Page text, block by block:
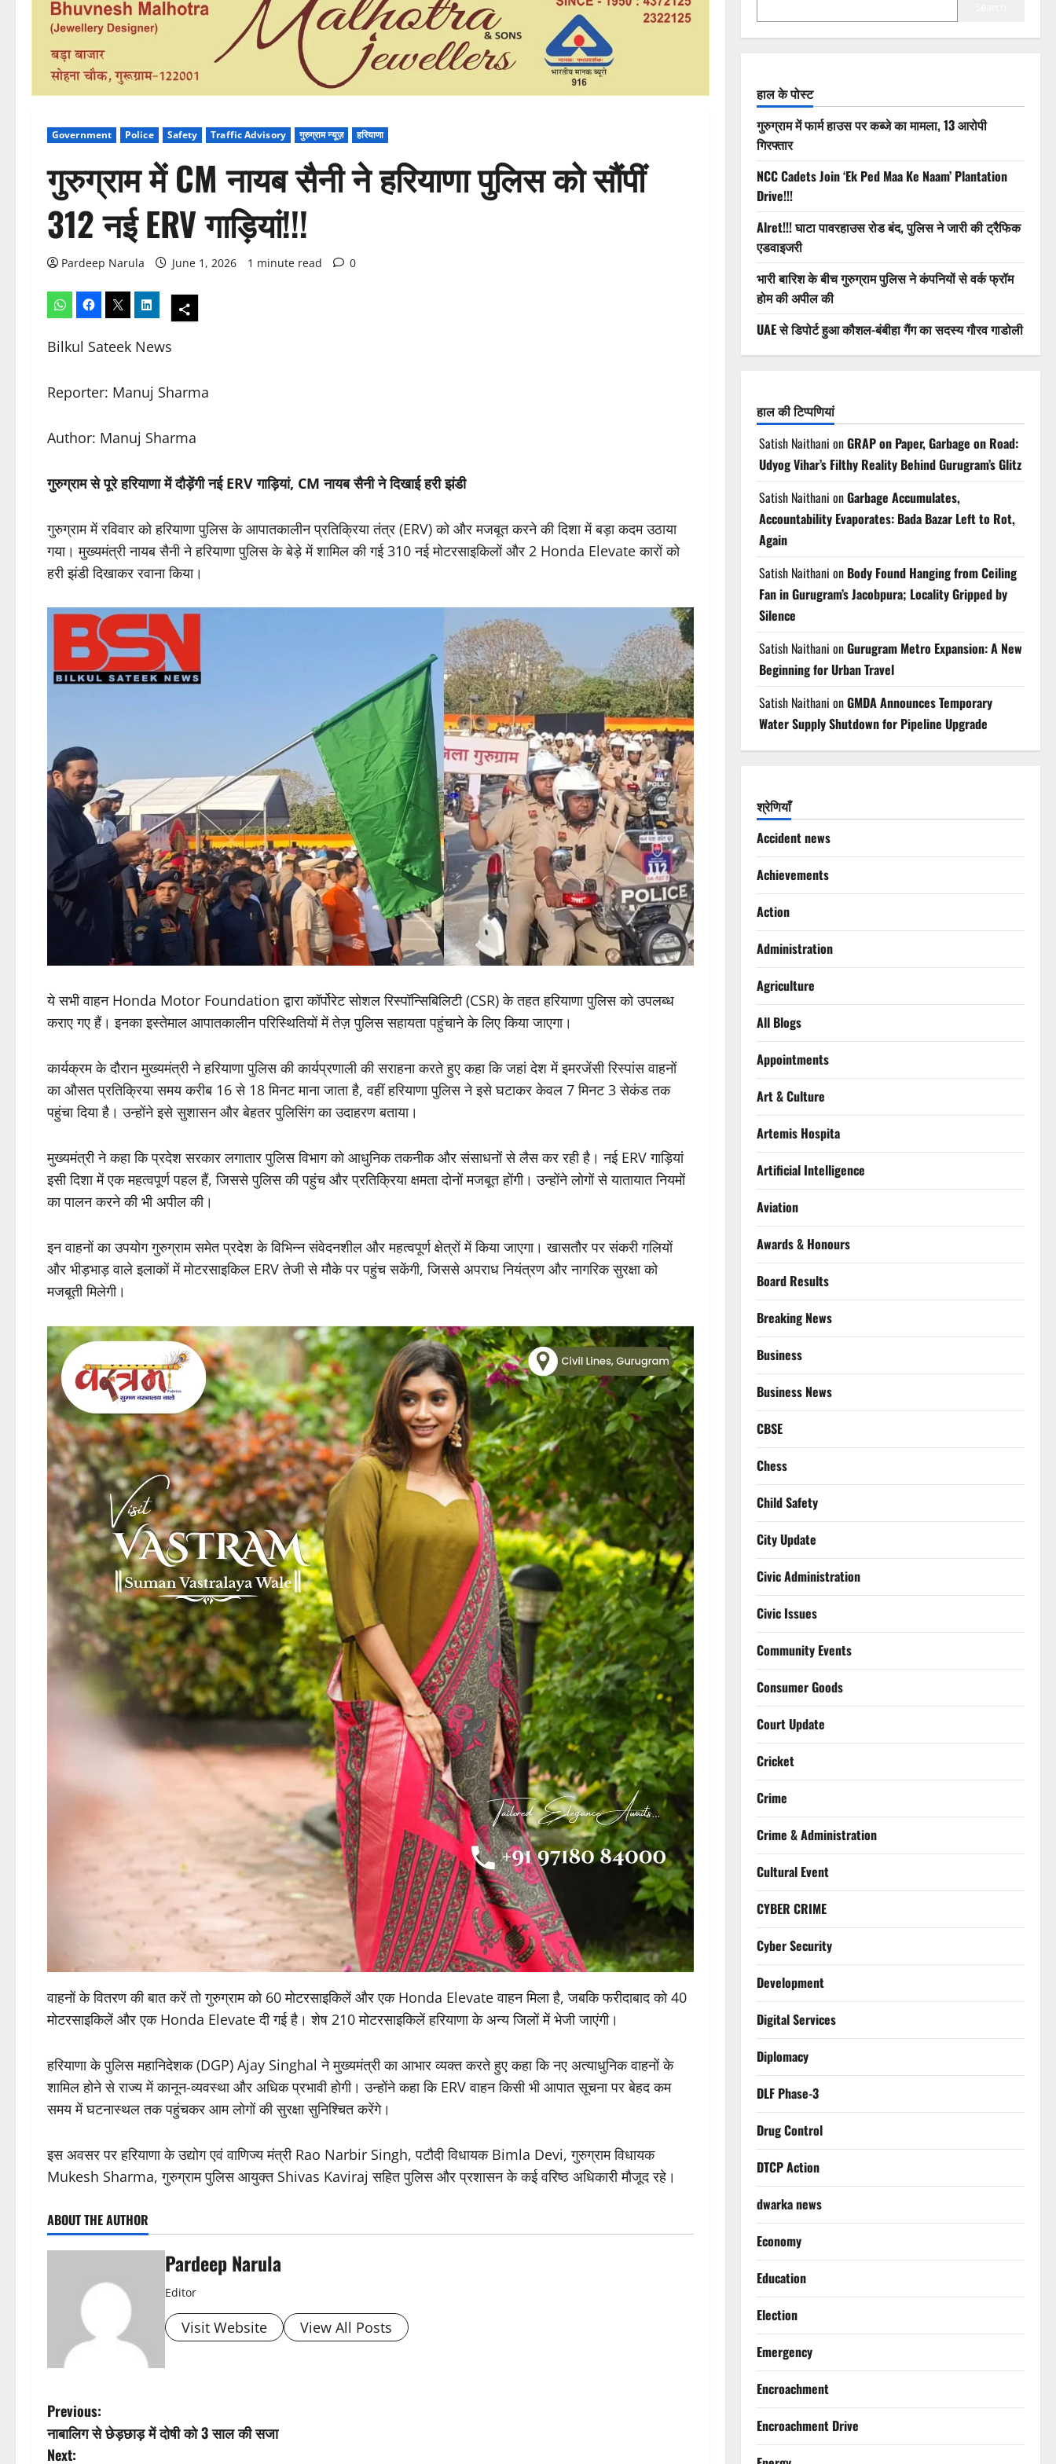
Government Police Safety Traffic Advisory गुरुग्राम न्यूज़ हरियाणा
गुरुग्राम में CM नायब सैनी ने हरियाणा पुलिस को सौंपीं
312 नई ERV गाड़ियां!!!
Pardeep Narula June 1, 2026 1 minute read 0
Bilkul Sateek News
Reporter: Manuj Sharma
Author: Manuj Sharma
गुरुग्राम से पूरे हरियाणा में दौड़ेंगी नई ERV गाड़ियां, CM नायब सैनी ने दिखाई हरी झंडी
गुरुग्राम में रविवार को हरियाणा पुलिस के आपातकालीन प्रतिक्रिया तंत्र (ERV) को और मजबूत करने की दिशा में बड़ा कदम उठाया
गया। मुख्यमंत्री नायब सैनी ने हरियाणा पुलिस के बेड़े में शामिल की गई 310 नई मोटरसाइकिलों और 2 Honda Elevate कारों को
हरी झंडी दिखाकर रवाना किया।
ये सभी वाहन Honda Motor Foundation द्वारा कॉर्पोरेट सोशल रिस्पॉन्सिबिलिटी (CSR) के तहत हरियाणा पुलिस को उपलब्ध
कराए गए हैं। इनका इस्तेमाल आपातकालीन परिस्थितियों में तेज़ पुलिस सहायता पहुंचाने के लिए किया जाएगा।
कार्यक्रम के दौरान मुख्यमंत्री ने हरियाणा पुलिस की कार्यप्रणाली की सराहना करते हुए कहा कि जहां देश में इमरजेंसी रिस्पांस वाहनों
का औसत प्रतिक्रिया समय करीब 16 से 18 मिनट माना जाता है, वहीं हरियाणा पुलिस ने इसे घटाकर केवल 7 मिनट 3 सेकंड तक
पहुंचा दिया है। उन्होंने इसे सुशासन और बेहतर पुलिसिंग का उदाहरण बताया।
मुख्यमंत्री ने कहा कि प्रदेश सरकार लगातार पुलिस विभाग को आधुनिक तकनीक और संसाधनों से लैस कर रही है। नई ERV गाड़ियां
इसी दिशा में एक महत्वपूर्ण पहल हैं, जिससे पुलिस की पहुंच और प्रतिक्रिया क्षमता दोनों मजबूत होंगी। उन्होंने लोगों से यातायात नियमों
का पालन करने की भी अपील की।
इन वाहनों का उपयोग गुरुग्राम समेत प्रदेश के विभिन्न संवेदनशील और महत्वपूर्ण क्षेत्रों में किया जाएगा। खासतौर पर संकरी गलियों
और भीड़भाड़ वाले इलाकों में मोटरसाइकिल ERV तेजी से मौके पर पहुंच सकेंगी, जिससे अपराध नियंत्रण और नागरिक सुरक्षा को
मजबूती मिलेगी।
वाहनों के वितरण की बात करें तो गुरुग्राम को 60 मोटरसाइकिलें और एक Honda Elevate वाहन मिला है, जबकि फरीदाबाद को 40
मोटरसाइकिलें और एक Honda Elevate दी गई है। शेष 210 मोटरसाइकिलें हरियाणा के अन्य जिलों में भेजी जाएंगी।
हरियाणा के पुलिस महानिदेशक (DGP) Ajay Singhal ने मुख्यमंत्री का आभार व्यक्त करते हुए कहा कि नए अत्याधुनिक वाहनों के
शामिल होने से राज्य में कानून-व्यवस्था और अधिक प्रभावी होगी। उन्होंने कहा कि ERV वाहन किसी भी आपात सूचना पर बेहद कम
समय में घटनास्थल तक पहुंचकर आम लोगों की सुरक्षा सुनिश्चित करेंगे।
इस अवसर पर हरियाणा के उद्योग एवं वाणिज्य मंत्री Rao Narbir Singh, पटौदी विधायक Bimla Devi, गुरुग्राम विधायक
Mukesh Sharma, गुरुग्राम पुलिस आयुक्त Shivas Kaviraj सहित पुलिस और प्रशासन के कई वरिष्ठ अधिकारी मौजूद रहे।
ABOUT THE AUTHOR
Pardeep Narula
Editor
Visit Website View All Posts
P
o
Previous:
नाबालिग से छेड़छाड़ में दोषी को 3 साल की सजा
Next:
हाल के पोस्ट
गुरुग्राम में फार्म हाउस पर कब्जे का मामला, 13 आरोपी
गिरफ्तार
NCC Cadets Join ‘Ek Ped Maa Ke Naam’ Plantation
Drive!!!
Alret!!! घाटा पावरहाउस रोड बंद, पुलिस ने जारी की ट्रैफिक
एडवाइजरी
भारी बारिश के बीच गुरुग्राम पुलिस ने कंपनियों से वर्क फ्रॉम
होम की अपील की
UAE से डिपोर्ट हुआ कौशल-बंबीहा गैंग का सदस्य गौरव गाडोली
हाल की टिप्पणियां
Satish Naithani onGRAP on Paper, Garbage on Road:
Udyog Vihar’s Filthy Reality Behind Gurugram’s Glitz
Satish Naithani onGarbage Accumulates,
Accountability Evaporates: Bada Bazar Left to Rot,
Again
Satish Naithani on Body Found Hanging from Ceiling
Fan in Gurugram’s Jacobpura; Locality Gripped by
Silence
Satish Naithani onGurugram Metro Expansion: A New
Beginning for Urban Travel
Satish Naithani onGMDA Announces Temporary
Water Supply Shutdown for Pipeline Upgrade
श्रेणियाँ
Accident news
Achievements
Action
Administration
Agriculture
All Blogs
Appointments
Art & Culture
Artemis Hospita
Artificial Intelligence
Aviation
Awards & Honours
Board Results
Breaking News
Business
Business News
CBSE
Chess
Child Safety
City Update
Civic Administration
Civic Issues
Community Events
Consumer Goods
Court Update
Cricket
Crime
Crime & Administration
Cultural Event
CYBER CRIME
Cyber Security
Development
Digital Services
Diplomacy
DLF Phase-3
Drug Control
DTCP Action
dwarka news
Economy
Education
Election
Emergency
Encroachment
Encroachment Drive